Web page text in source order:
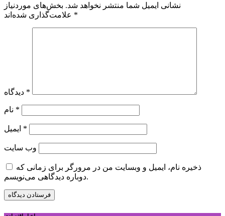
نشانی ایمیل شما منتشر نخواهد شد. بخش‌های موردنیاز
*
*
*
*
وب‌ سایت
ذخیره نام، ایمیل و وبسایت من در مرورگر برای زمانی که
دوباره دیدگاهی می‌نویسم.